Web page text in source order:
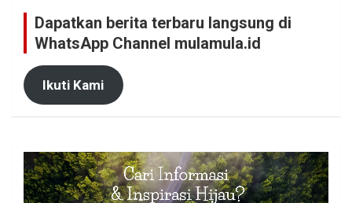
Dapatkan berita terbaru langsung di
WhatsApp Channel mulamula.id
Ikuti Kami